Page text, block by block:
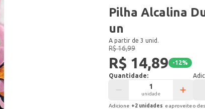
Pilha Alcalina
un
A partir de 3 unid.
R$ 16,99
R$ 14,89 -12%
Quantidade:
unidade
Adicione +2 unidades e aproveite o